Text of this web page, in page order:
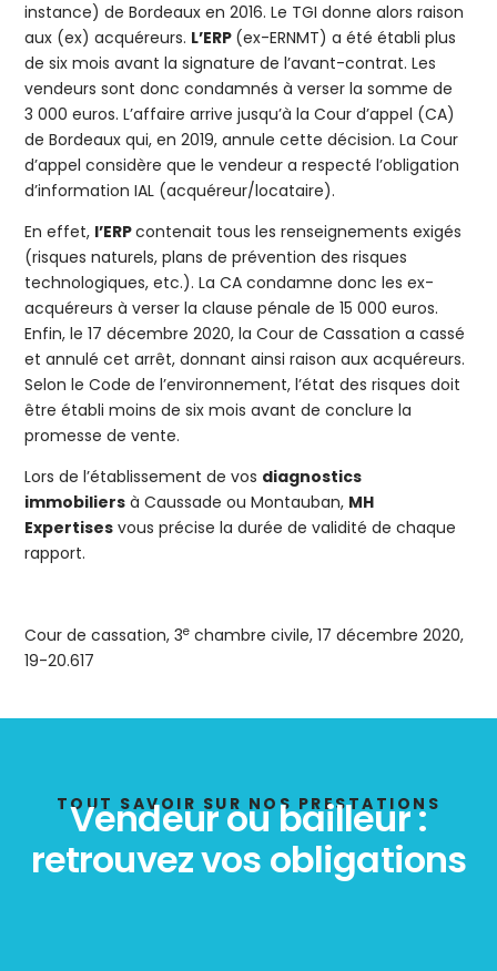
instance) de Bordeaux en 2016. Le TGI donne alors raison
aux (ex) acquéreurs. L’ERP (ex-ERNMT) a été établi plus
de six mois avant la signature de l’avant-contrat. Les
vendeurs sont donc condamnés à verser la somme de
3 000 euros. L’affaire arrive jusqu’à la Cour d’appel (CA)
de Bordeaux qui, en 2019, annule cette décision. La Cour
d’appel considère que le vendeur a respecté l’obligation
d’information IAL (acquéreur/locataire).
En effet, l’ERPcontenait tous les renseignements exigés
(risques naturels, plans de prévention des risques
technologiques, etc.). La CA condamne donc les ex-
acquéreurs à verser la clause pénale de 15 000 euros.
Enfin, le 17 décembre 2020, la Cour de Cassation a cassé
et annulé cet arrêt, donnant ainsi raison aux acquéreurs.
Selon le Code de l’environnement, l’état des risques doit
être établi moins de six mois avant de conclure la
promesse de vente.
Lors de l’établissement de vos diagnostics
immobiliers à Caussade ou Montauban, MH
Expertises vous précise la durée de validité de chaque
rapport.
Cour de cassation, 3e chambre civile, 17 décembre 2020,
19-20.617
TOUT SAVOIR SUR NOS PRESTATIONS
Vendeur ou bailleur :
retrouvez vos obligations